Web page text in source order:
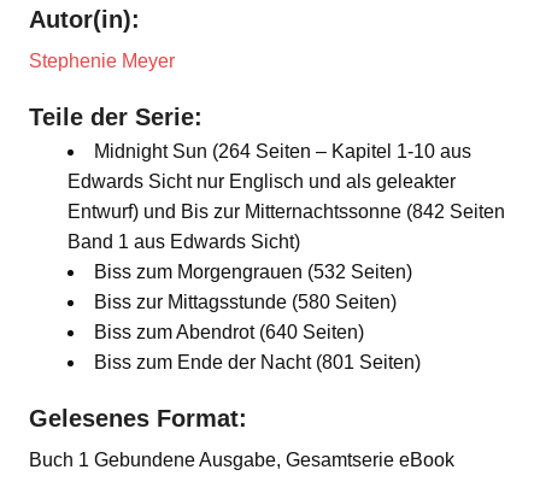
Autor(in):
Stephenie Meyer
Teile der Serie:
Midnight Sun (264 Seiten – Kapitel 1-10 aus
Edwards Sicht nur Englisch und als geleakter
Entwurf) und Bis zur Mitternachtssonne (842 Seiten
Band 1 aus Edwards Sicht)
Biss zum Morgengrauen (532 Seiten)
Biss zur Mittagsstunde (580 Seiten)
Biss zum Abendrot (640 Seiten)
Biss zum Ende der Nacht (801 Seiten)
Gelesenes Format:
Buch 1 Gebundene Ausgabe, Gesamtserie eBook